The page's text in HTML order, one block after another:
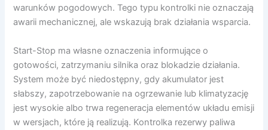
warunków pogodowych. Tego typu kontrolki nie oznaczają
awarii mechanicznej, ale wskazują brak działania wsparcia.
Start-Stop ma własne oznaczenia informujące o
gotowości, zatrzymaniu silnika oraz blokadzie działania.
System może być niedostępny, gdy akumulator jest
słabszy, zapotrzebowanie na ogrzewanie lub klimatyzację
jest wysokie albo trwa regeneracja elementów układu emisji
w wersjach, które ją realizują. Kontrolka rezerwy paliwa